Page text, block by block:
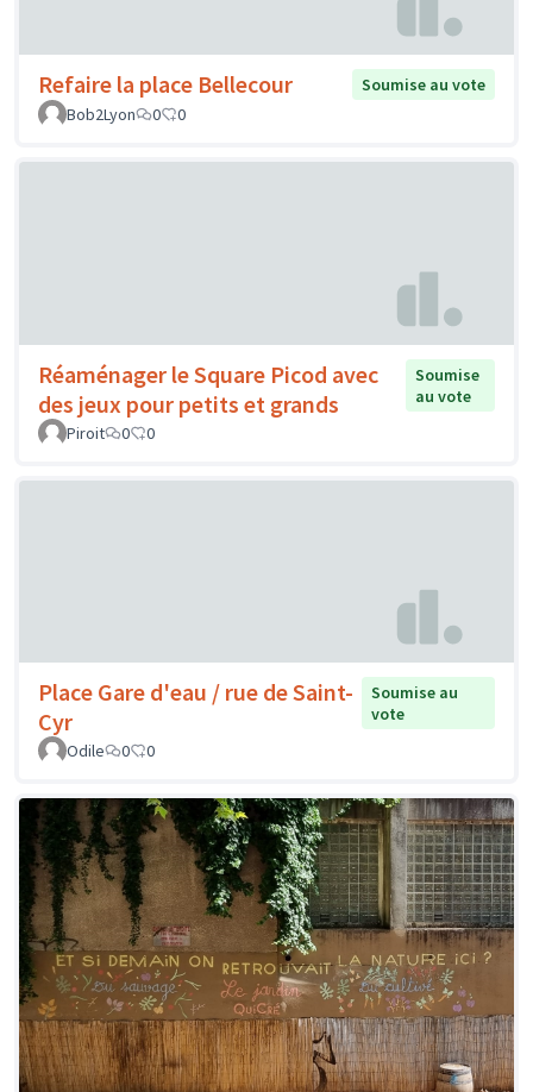
Refaire la place Bellecour
Soumise au vote
Bob2Lyon
0 0
Réaménager le Square Picod avec
des jeux pour petits et grands
Soumise
au vote
Piroit
0 0
Place Gare d'eau / rue de Saint-
Cyr
Soumise au
vote
Odile
0 0